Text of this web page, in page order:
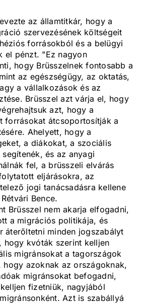
az államtitkár, hogy a
szervezésének költségeit
forrásokból és a belügyi
el pénzt. "Ez nagyon
hogy Brüsszelnek fontosabb a
az egészségügy, az oktatás,
a vállalkozások és az
Brüsszel azt várja el, hogy
azt, hogy a
forrásokat átcsoportosítják a
Ahelyett, hogy a
a diákokat, a szociális
és az anyagi
fel, a brüsszeli elvárás
eljárásokra, az
jogi tanácsadásra kellene
Bence.
Brüsszel nem akarja elfogadni,
a migrációs politikája, és
áterőltetni minden jogszabályt
hogy kvóták szerint kelljen
migránsokat a tagországok
azoknak az országoknak,
migránsokat befogadni,
fizetniük, nagyjából
Azt is szabállyá